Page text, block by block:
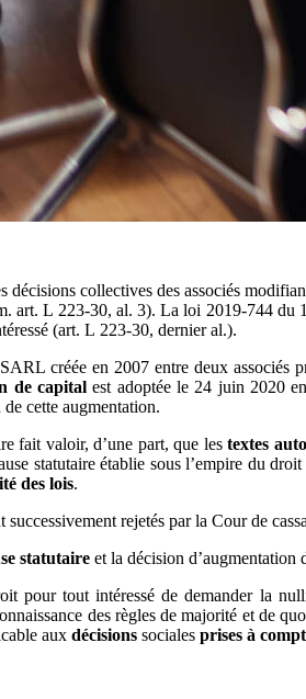
décisions collectives des associés
art. L 223-30, al. 3). La loi 2019-744 du
(art. L 223-30, dernier al.).
créée en 2007 entre deux associés
de capitalest adoptée le 24 juin 2020 en
cette augmentation.
fait valoir, d’une part, que lestextes
statutaire établie sous l’empire du
des lois.
successivement rejetés par la Cour de
statutaire et la décision d’augmentation
pour tout intéressé de demander la
des règles de majorité et de
aux décisions sociales prises à